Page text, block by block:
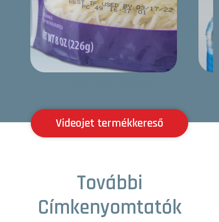
Videojet termékkereső
További
Címkenyomtatók